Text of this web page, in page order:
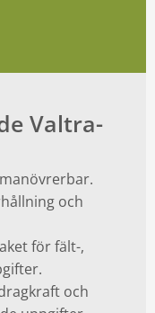
Valtra-
och
för fält-,
och